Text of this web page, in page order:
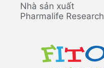
Nhà sản xuất
Pharmalife Research